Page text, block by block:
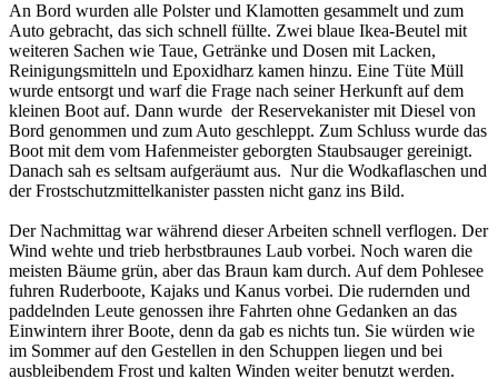
An Bord wurden alle Polster und Klamotten gesammelt und zum
Auto gebracht, das sich schnell füllte. Zwei blaue Ikea-Beutel mit
weiteren Sachen wie Taue, Getränke und Dosen mit Lacken,
Reinigungsmitteln und Epoxidharz kamen hinzu. Eine Tüte Müll
wurde entsorgt und warf die Frage nach seiner Herkunft auf dem
kleinen Boot auf. Dann wurde der Reservekanister mit Diesel von
Bord genommen und zum Auto geschleppt. Zum Schluss wurde das
Boot mit dem vom Hafenmeister geborgten Staubsauger gereinigt.
Danach sah es seltsam aufgeräumt aus. Nur die Wodkaflaschen und
der Frostschutzmittelkanister passten nicht ganz ins Bild.
Der Nachmittag war während dieser Arbeiten schnell verflogen. Der
Wind wehte und trieb herbstbraunes Laub vorbei. Noch waren die
meisten Bäume grün, aber das Braun kam durch. Auf dem Pohlesee
fuhren Ruderboote, Kajaks und Kanus vorbei. Die rudernden und
paddelnden Leute genossen ihre Fahrten ohne Gedanken an das
Einwintern ihrer Boote, denn da gab es nichts tun. Sie würden wie
im Sommer auf den Gestellen in den Schuppen liegen und bei
ausbleibendem Frost und kalten Winden weiter benutzt werden.